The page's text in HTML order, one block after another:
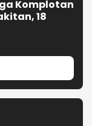
Komplotan
18